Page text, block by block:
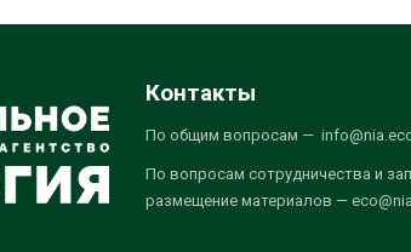
Контакты
По общим вопросам —
По вопросам сотрудничества и
размещение материалов —